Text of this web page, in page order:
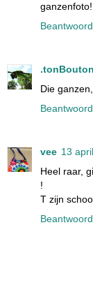
ganzenfoto!
Die
vee 13
Heel raar,
!
T zijn